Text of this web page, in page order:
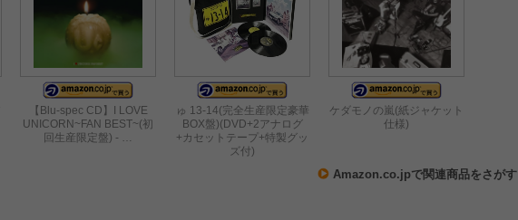
【Blu-spec CD】I LOVE
UNICORN~FAN BEST~(初
回生産限定盤) - …
ゅ 13-14(完全生産限定豪華
BOX盤)(DVD+2アナログ
+カセットテープ+特製グッ
ズ付)
ケダモノの嵐(紙ジャケット
仕様)
Amazon.co.jpで関連商品をさがす